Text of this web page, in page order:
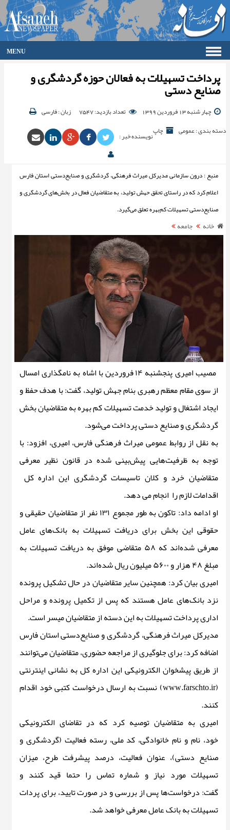
MENU
فرهنگ
اقتصاد
گزارش تصویری
جامعه
حوادث
آرشیو
ارتباط با ما
پرداخت تسهیلات به فعالان حوزه گردشگری و
صنایع دستی
چهار شنبه 13 فروردین 1399 تعداد بازدید: 7547
زبان : فارسی
چاپ
دسته بندی : عمومی نویسنده خبر :
منبع : درون سازمانی مدیرکل میراث فرهنگی، گردشگری و صنایع‌دستی استان فارس
اعلام کرد که در راستای تحقق حهش تولید، به متقاضیان فعال در بخش‌های گردشگری و
صنایع‌دستی تسهیلات کم‌بهره تعلق می‌گیرد.
خانه جامعه
مصیب امیری پنجشنبه ۱۴ فروردین با اشاه به نامگذاری امسال
از سوی مقام معظم رهبری بنام جهش تولید، گفت: با هدف حفظ و
ایجاد اشتغال و تولید خدمت تسهیلات کم بهره به متقاضیان بخش
گردشگری و صنایع دستی پرداخت می‌شود.
به نقل از روابط عمومی میراث فرهنگی فارس، امیری، افزود: با
توجه به ظرفیت‌هایی پیش‌بینی شده در قانون نظیر معرفی
متقاضیان خرد و کلان تاسیسات گردشگری این اداره کل
اقدامات لازم را انجام می دهد.
او ادامه داد: تاکون به طور مجموع ۱۳۱ نفر از متقاضیان حقیقی و
حقوقی این بخش برای دریافت تسهیلات به بانک‌های عامل
معرفی شده‌اند که ۵۸ متقاضی موفق به دریافت تسهیلات به
مبلغ ۴۸ هزار و ۵۶۰۰ میلیون ریال شده‌اند.
امیری بیان کرد: همچنین سایر متقاضیان در حال تشکیل پرونده
نزد بانک‌های عامل هستند که پس از تکمیل پرونده و مراحل
اداری پرداخت تسهیلات به این دسته از متقاضیان میسر است.
مدیرکل میراث فرهنگی، گردشگری و صنایع‌دستی استان فارس
اضافه کرد: برای جلوگیری از مراجعه حضوری، متقاضیان می‌توانند
از طریق پیشخوان الکترونیکی این اداره کل به نشانی اینترنتی
(www.farschto.ir) نسبت به ارسال درخواست کتبی خود اقدام
کنند.
امیری به متقاضیان توصیه کرد که در تقاضای الکترونیکی
خود، نام و نام خانوادگی، کد ملی، رسته فعالیت (گردشگری و
صنایع دستی)، عنوان فعالیت، درصد پیشرفت طرح، میزان
تسهیلات مورد نیاز و شماره تماس را حتما قید کنند و
گفت: درخواست‌ها پس از بررسی و در صورت تایید، برای پردات
تسهیلات به بانک عامل معرفی خواهد شد.